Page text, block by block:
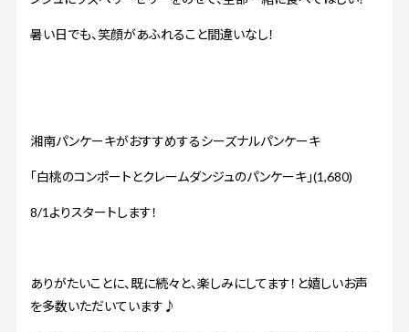
暑い日でも、笑顔があふれること間違いなし！
湘南パンケーキがおすすめするシーズナルパンケーキ
「白桃のコンポートとクレームダンジュのパンケーキ」(1,680)
8/1よりスタートします！
ありがたいことに、既に続々と、楽しみにしてます！と嬉しいお声
を多数いただいています♪